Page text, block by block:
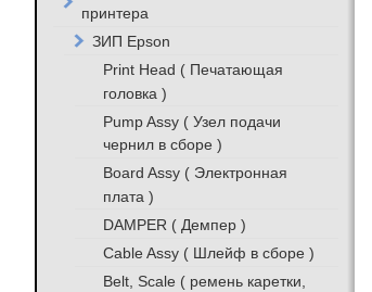
принтера
ЗИП Epson
Print Head ( Печатающая
головка )
Pump Assy ( Узел подачи
чернил в сборе )
Board Assy ( Электронная
плата )
DAMPER ( Демпер )
Cable Assy ( Шлейф в сборе )
Belt, Scale ( ремень каретки,